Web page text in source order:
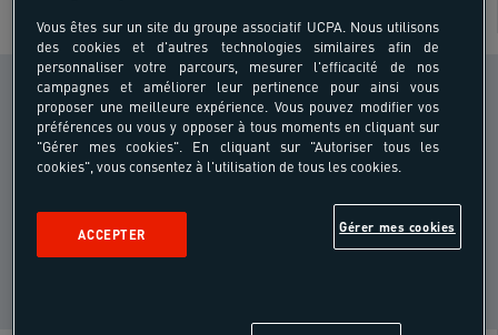
SUR SITE
CONDITION PHYSIQUE
Sportif
occasionnel
i
NIVEAU DE PRATIQUE
Vous êtes sur un site du groupe associatif UCPA. Nous utilisons
des cookies et d'autres technologies similaires afin de
personnaliser votre parcours, mesurer l'efficacité de nos
campagnes et améliorer leur pertinence pour ainsi vous
proposer une meilleure expérience. Vous pouvez modifier vos
préférences ou vous y opposer à tous moments en cliquant sur
"Gérer mes cookies". En cliquant sur "Autoriser tous les
cookies", vous consentez à l'utilisation de tous les cookies.
Gérer mes cookies
ACCEPTER